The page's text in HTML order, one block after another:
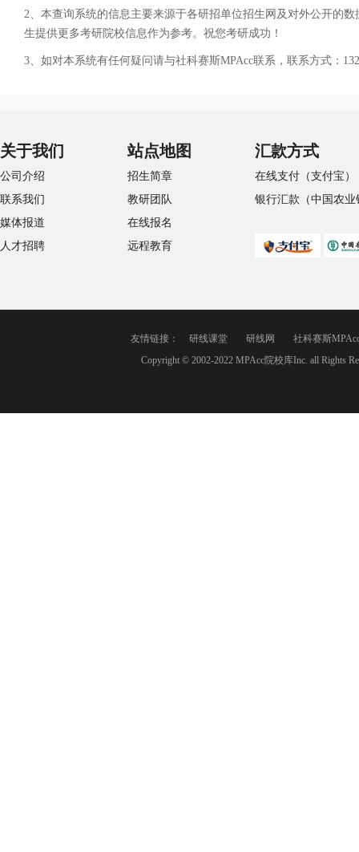
2、本查询系统的信息主要来源于各研招单位招生网及对外公开的
生提供更多考研院校信息作为参考。祝您考研成功！
3、如对本系统有任何疑问请与社科赛斯MPAcc联系，联系方式：
关于我们
公司介绍
联系我们
媒体报道
人才招聘
站点地图
招生简章
教研团队
在线报名
远程教育
汇款方式
在线支付（支付宝）
银行汇款（中国农业
友情链接： 研线课堂 研线网
社科赛斯
Copyright © 2002-2022 MPAcc院校库Inc. all Rights